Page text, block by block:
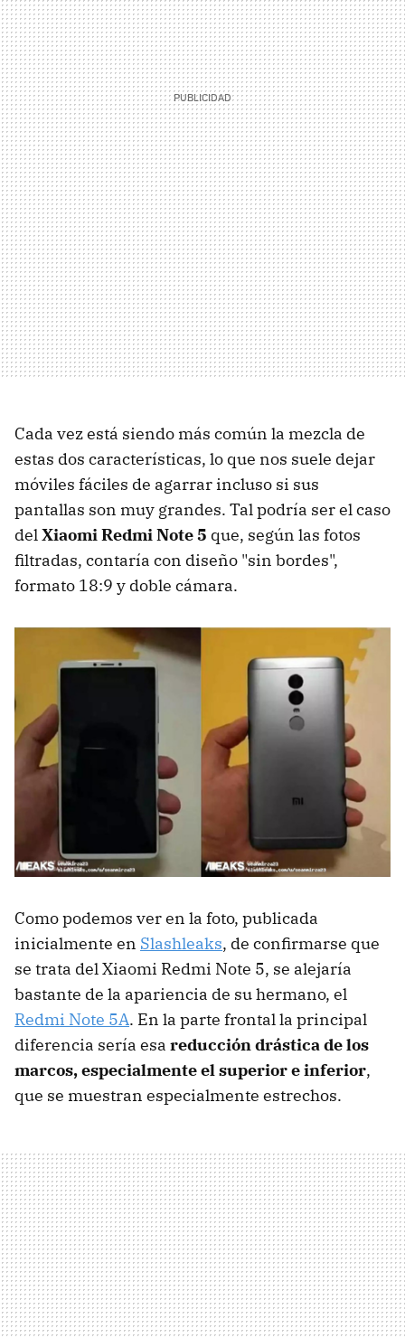
Cada vez está siendo más común la mezcla de
estas dos características, lo que nos suele dejar
móviles fáciles de agarrar incluso si sus
pantallas son muy grandes. Tal podría ser el caso
delXiaomi Redmi Note 5 que, según las fotos
filtradas, contaría con diseño "sin bordes",
formato 18:9 y doble cámara.
Como podemos ver en la foto, publicada
inicialmente en Slashleaks, de confirmarse que
se trata del Xiaomi Redmi Note 5, se alejaría
bastante de la apariencia de su hermano, el
Redmi Note 5A. En la parte frontal la principal
diferencia sería esa reducción drástica de los
marcos, especialmente el superior e inferior,
que se muestran especialmente estrechos.